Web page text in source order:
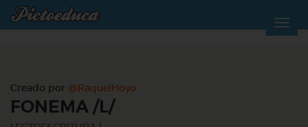
Creado por @RaquelHoyo
FONEMA /L/